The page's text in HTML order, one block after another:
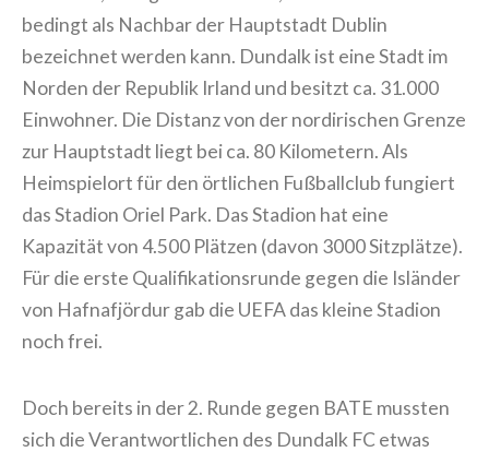
bedingt als Nachbar der Hauptstadt Dublin
bezeichnet werden kann. Dundalk ist eine Stadt im
Norden der Republik Irland und besitzt ca. 31.000
Einwohner. Die Distanz von der nordirischen Grenze
zur Hauptstadt liegt bei ca. 80 Kilometern. Als
Heimspielort für den örtlichen Fußballclub fungiert
das Stadion Oriel Park. Das Stadion hat eine
Kapazität von 4.500 Plätzen (davon 3000 Sitzplätze).
Für die erste Qualifikationsrunde gegen die Isländer
von Hafnafjördur gab die UEFA das kleine Stadion
noch frei.
Doch bereits in der 2. Runde gegen BATE mussten
sich die Verantwortlichen des Dundalk FC etwas